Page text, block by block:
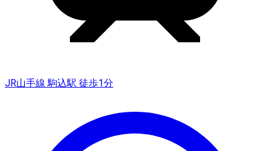
JR山手線 駒込駅 徒歩1分